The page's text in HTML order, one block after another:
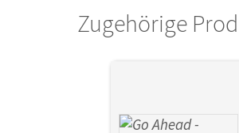
Zugehörige